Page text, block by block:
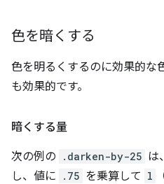
色を暗くする
色を明るくするのに効果的な
も効果的です。
暗くする量
次の例の .darken-by-25 は
し、値に
.75 を乗算して l